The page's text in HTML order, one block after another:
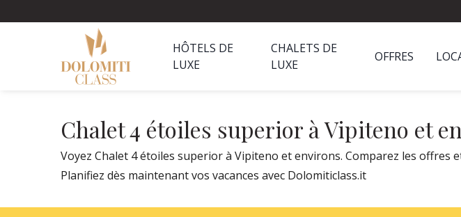
HÔTELS DE
LUXE
CHALETS DE
LUXE
OFFRES
Chalet 4 étoiles superior à Vipiteno et
Voyez Chalet 4 étoiles superior à Vipiteno et environs. Comparez les
Planifiez dès maintenant vos vacances avec Dolomiticlass.it